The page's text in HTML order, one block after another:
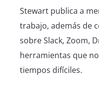
Stewart publica a
trabajo, además de
sobre Slack, Zoom,
herramientas que
tiempos difíciles.